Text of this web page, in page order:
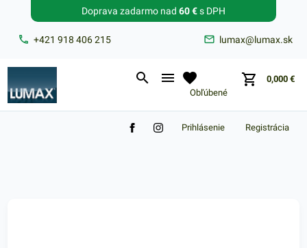
+421 918 406 215 lumax@lumax.sk
Doprava zadarmo nad 60 €s DPH
Obľúbené
0,000 €
Zabudnuté heslo?
Registrácia
Prihlásenie